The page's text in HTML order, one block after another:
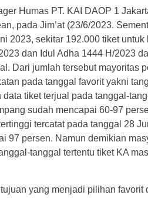
Humas PT. KAI DAOP 1
pada Jim’at (23/6/2023.
2023, sekitar 192.000 tiket
dan Idul Adha 1444 H/2023
Dari jumlah tersebut mayoritas
pada tanggal favorit yakni
tiket terjual pada tanggal-
sudah mencapai 60-97
tercatat pada tanggal 28
97 persen. Namun demikian
tanggal tertentu tiket KA
yang menjadi pilihan favorit